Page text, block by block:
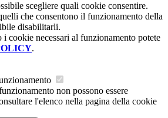
scegliere quali cookie consentire.
che consentono il funzionamento della
disabilitarli.
i cookie necessari al funzionamento potete
.
non possono essere
l'elenco nella pagina della cookie